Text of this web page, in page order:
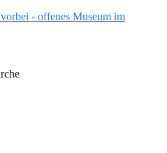
- offenes Museum im